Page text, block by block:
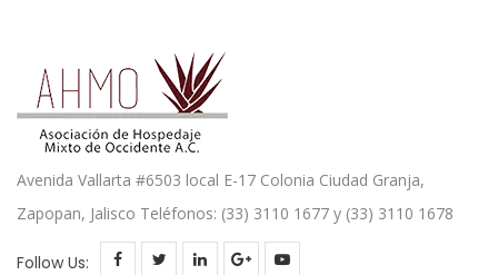
Avenida Vallarta #6503 local E-17 Colonia Ciudad Granja,
Zapopan, Jalisco Teléfonos: (33) 3110 1677 y (33) 3110 1678
Follow Us: